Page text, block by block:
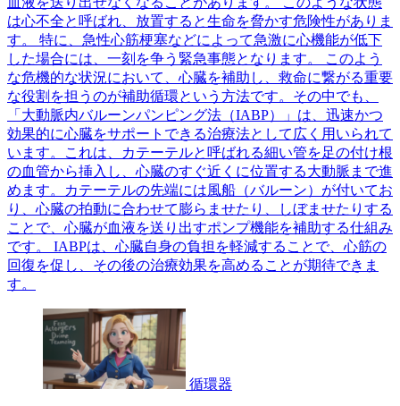
は心不全と呼ばれ、放置すると生命を脅かす危険性がありま
す。 特に、急性心筋梗塞などによって急激に心機能が低下
した場合には、一刻を争う緊急事態となります。 このよう
な危機的な状況において、心臓を補助し、救命に繋がる重要
な役割を担うのが補助循環という方法です。その中でも、
「大動脈内バルーンパンピング法（IABP）」は、迅速かつ
効果的に心臓をサポートできる治療法として広く用いられて
います。これは、カテーテルと呼ばれる細い管を足の付け根
の血管から挿入し、心臓のすぐ近くに位置する大動脈まで進
めます。カテーテルの先端には風船（バルーン）が付いてお
り、心臓の拍動に合わせて膨らませたり、しぼませたりする
ことで、心臓が血液を送り出すポンプ機能を補助する仕組み
です。 IABPは、心臓自身の負担を軽減することで、心筋の
回復を促し、その後の治療効果を高めることが期待できま
す。
循環器